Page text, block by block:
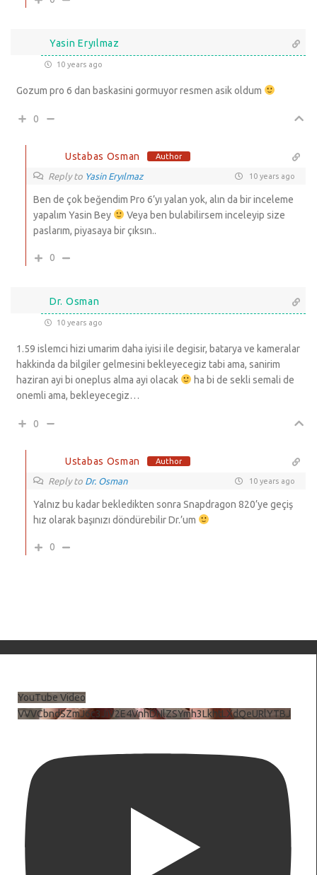
Yasin Eryılmaz
10 years ago
Gozum pro 6 dan baskasini gormuyor resmen asik oldum
0
Ustabas Osman Author
Reply to Yasin Eryılmaz 10 years ago
Ben de çok beğendim Pro 6’yı yalan yok, alın da bir inceleme
yapalım Yasin Bey
Veya ben bulabilirsem inceleyip size
paslarım, piyasaya bir çıksın..
0
Dr. Osman
10 years ago
1.59 islemci hizi umarim daha iyisi ile degisir, batarya ve kameralar
hakkinda da bilgiler gelmesini bekleyecegiz tabi ama, sanirim
haziran ayi bi oneplus alma ayi olacak
ha bi de sekli semali de
onemli ama, bekleyecegiz…
0
Ustabas Osman Author
Reply to Dr. Osman 10 years ago
Yalnız bu kadar bekledikten sonra Snapdragon 820’ye geçiş
hız olarak başınızı döndürebilir Dr.’um
0
YouTube Video
VVVCbndSZmJ6c3JiV2E4VnhDNlZSYmh3LkhtLXdQeURlYTBJ